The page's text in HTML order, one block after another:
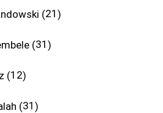
21
31
12
31